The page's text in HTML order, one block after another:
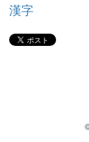
漢字